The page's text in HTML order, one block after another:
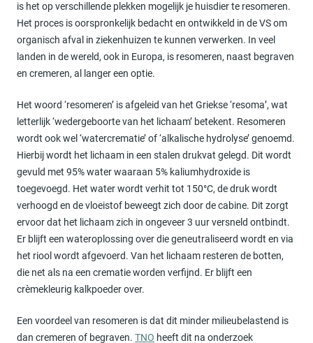
is het op verschillende plekken mogelijk je huisdier te resomeren.
Het proces is oorspronkelijk bedacht en ontwikkeld in de VS om
organisch afval in ziekenhuizen te kunnen verwerken. In veel
landen in de wereld, ook in Europa, is resomeren, naast begraven
en cremeren, al langer een optie.
Het woord ‘resomeren’ is afgeleid van het Griekse ‘resoma’, wat
letterlijk ‘wedergeboorte van het lichaam’ betekent. Resomeren
wordt ook wel ‘watercrematie’ of ‘alkalische hydrolyse’ genoemd.
Hierbij wordt het lichaam in een stalen drukvat gelegd. Dit wordt
gevuld met 95% water waaraan 5% kaliumhydroxide is
toegevoegd. Het water wordt verhit tot 150°C, de druk wordt
verhoogd en de vloeistof beweegt zich door de cabine. Dit zorgt
ervoor dat het lichaam zich in ongeveer 3 uur versneld ontbindt.
Er blijft een wateroplossing over die geneutraliseerd wordt en via
het riool wordt afgevoerd. Van het lichaam resteren de botten,
die net als na een crematie worden verfijnd. Er blijft een
crèmekleurig kalkpoeder over.
Een voordeel van resomeren is dat dit minder milieubelastend is
dan cremeren of begraven. TNO heeft dit na onderzoek